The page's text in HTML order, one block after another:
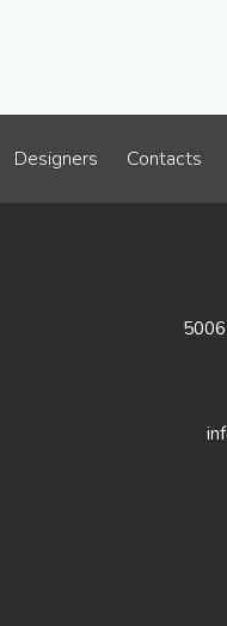
Designers Contacts